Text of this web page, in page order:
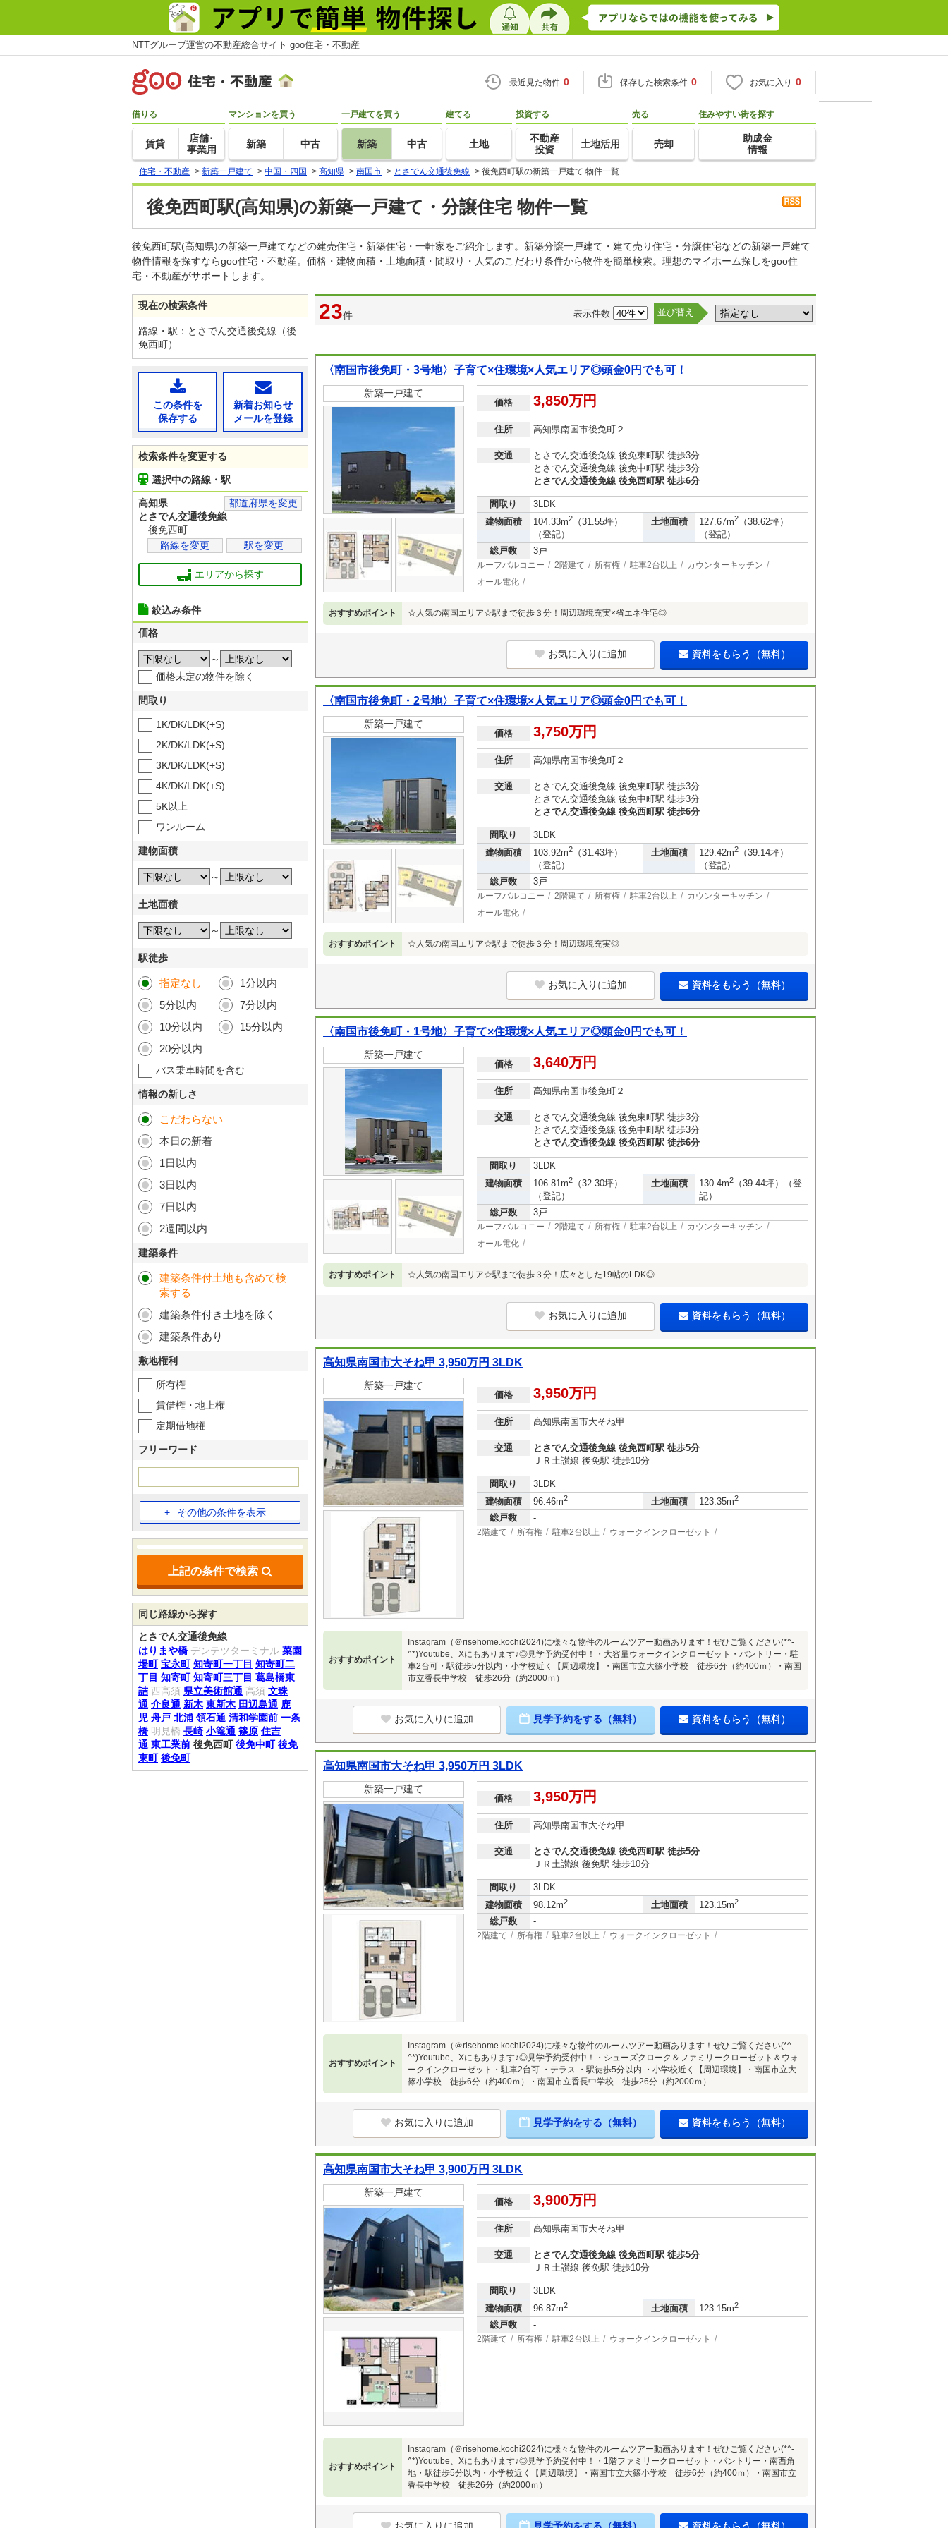
NTTグループ運営の不動産総合サイト goo住宅・不動産
最近見た物件 0 保存した検索条件 0 お気に入り 0
借りる
賃貸
店舗･
事業用
マンションを買う
新築 中古
一戸建てを買う
新築 中古
建てる
土地
投資する
不動産
投資
土地活用
売る
売却
住みやすい街を探す
助成金
情報
住宅・不動産 > 新築一戸建て > 中国・四国 > 高知県 > 南国市 > とさでん交通後免線 > 後免西町駅の新築一戸建て 物件一覧
後免西町駅(高知県)の新築一戸建て・分譲住宅 物件一覧
後免西町駅(高知県)の新築一戸建てなどの建売住宅・新築住宅・一軒家をご紹介します。新築分譲一戸建て・建て売り住宅・分譲住宅などの新築一戸建て
物件情報を探すならgoo住宅・不動産。価格・建物面積・土地面積・間取り・人気のこだわり条件から物件を簡単検索。理想のマイホーム探しをgoo住
宅・不動産がサポートします。
23件 表示件数 並び替え
〈南国市後免町・3号地〉子育て×住環境×人気エリア◎頭金0円でも可！
新築一戸建て
価格 3,850万円
住所 高知県南国市後免町２
交通
とさでん交通後免線 後免東町駅 徒歩3分
とさでん交通後免線 後免中町駅 徒歩3分
とさでん交通後免線 後免西町駅 徒歩6分
間取り
3LDK
建物面積
104.33m2
（31.55坪）
（登記）
土地面積 127.67m2
（38.62坪）
（登記）
総戸数
3戸
ルーフバルコニー 2階建て 所有権 駐車2台以上
カウンターキッチン
オール電化
おすすめポイント ☆人気の南国エリア☆駅まで徒歩３分！周辺環境充実×省エネ住宅◎
お気に入りに追加 資料をもらう（無料）
〈南国市後免町・2号地〉子育て×住環境×人気エリア◎頭金0円でも可！
新築一戸建て
価格 3,750万円
住所 高知県南国市後免町２
交通
とさでん交通後免線 後免東町駅 徒歩3分
とさでん交通後免線 後免中町駅 徒歩3分
とさでん交通後免線 後免西町駅 徒歩6分
間取り
3LDK
建物面積
103.92m2
（31.43坪）
（登記）
土地面積 129.42m2
（39.14坪）
（登記）
総戸数
3戸
ルーフバルコニー 2階建て 所有権 駐車2台以上
カウンターキッチン
オール電化
おすすめポイント ☆人気の南国エリア☆駅まで徒歩３分！周辺環境充実◎
お気に入りに追加 資料をもらう（無料）
〈南国市後免町・1号地〉子育て×住環境×人気エリア◎頭金0円でも可！
新築一戸建て
価格 3,640万円
住所 高知県南国市後免町２
交通
とさでん交通後免線 後免東町駅 徒歩3分
とさでん交通後免線 後免中町駅 徒歩3分
とさでん交通後免線 後免西町駅 徒歩6分
間取り
3LDK
建物面積
106.81m2
（32.30坪）
（登記）
土地面積 130.4m2
（39.44坪）（登
記）
総戸数
3戸
ルーフバルコニー 2階建て 所有権 駐車2台以上
カウンターキッチン
オール電化
おすすめポイント ☆人気の南国エリア☆駅まで徒歩３分！広々とした19帖のLDK◎
お気に入りに追加 資料をもらう（無料）
高知県南国市大そね甲 3,950万円 3LDK
新築一戸建て
価格 3,950万円
住所 高知県南国市大そね甲
交通
とさでん交通後免線 後免西町駅 徒歩5分
ＪＲ土讃線 後免駅 徒歩10分
間取り
3LDK
建物面積
96.46m2 土地面積 123.35m2
総戸数 -
2階建て 所有権 駐車2台以上 ウォークインクローゼット
おすすめポイント
Instagram（＠risehome.kochi2024)に様々な物件のルームツアー動画あります！ぜひご覧ください(*^-
^*)Youtube、Xにもあります♪◎見学予約受付中！・大容量ウォークインクローゼット・パントリー・駐
車2台可・駅徒歩5分以内・小学校近く【周辺環境】・南国市立大篠小学校 徒歩6分（約400ｍ）・南国
市立香長中学校 徒歩26分（約2000ｍ）
お気に入りに追加 見学予約をする（無料） 資料をもらう（無料）
高知県南国市大そね甲 3,950万円 3LDK
新築一戸建て
価格 3,950万円
住所 高知県南国市大そね甲
交通
とさでん交通後免線 後免西町駅 徒歩5分
ＪＲ土讃線 後免駅 徒歩10分
間取り
3LDK
建物面積
98.12m2 土地面積 123.15m2
総戸数 -
2階建て 所有権 駐車2台以上 ウォークインクローゼット
おすすめポイント
Instagram（＠risehome.kochi2024)に様々な物件のルームツアー動画あります！ぜひご覧ください(*^-
^*)Youtube、Xにもあります♪◎見学予約受付中！・シューズクローク＆ファミリークローゼット＆ウォ
ークインクローゼット・駐車2台可 ・テラス ・駅徒歩5分以内 ・小学校近く【周辺環境】・南国市立大
篠小学校 徒歩6分（約400ｍ）・南国市立香長中学校 徒歩26分（約2000ｍ）
お気に入りに追加 見学予約をする（無料） 資料をもらう（無料）
高知県南国市大そね甲 3,900万円 3LDK
新築一戸建て
価格 3,900万円
住所 高知県南国市大そね甲
交通
とさでん交通後免線 後免西町駅 徒歩5分
ＪＲ土讃線 後免駅 徒歩10分
間取り
3LDK
建物面積
96.87m2 土地面積 123.15m2
総戸数 -
2階建て 所有権 駐車2台以上 ウォークインクローゼット
おすすめポイント
Instagram（＠risehome.kochi2024)に様々な物件のルームツアー動画あります！ぜひご覧ください(*^-
^*)Youtube、Xにもあります♪◎見学予約受付中！・1階ファミリークローゼット・パントリー・南西角
地・駅徒歩5分以内・小学校近く【周辺環境】・南国市立大篠小学校 徒歩6分（約400ｍ）・南国市立
香長中学校 徒歩26分（約2000ｍ）
現在の検索条件
路線・駅：とさでん交通後免線（後
免西町）
この条件を
保存する
新着お知らせ
メールを登録
検索条件を変更する
選択中の路線・駅
高知県
都道府県を変更
とさでん交通後免線
後免西町
路線を変更
駅を変更
エリアから探す
絞込み条件
価格
～
価格未定の物件を除く
間取り
1K/DK/LDK(+S)
2K/DK/LDK(+S)
3K/DK/LDK(+S)
4K/DK/LDK(+S)
5K以上
ワンルーム
建物面積
～
土地面積
～
駅徒歩
指定なし
1分以内
5分以内
7分以内
10分以内
15分以内
20分以内
バス乗車時間を含む
情報の新しさ
こだわらない
本日の新着
1日以内
3日以内
7日以内
2週間以内
建築条件
建築条件付土地も含めて検
索する
建築条件付き土地を除く
建築条件あり
敷地権利
所有権
賃借権・地上権
定期借地権
フリーワード
その他の条件を表示
上記の条件で検索
同じ路線から探す
とさでん交通後免線
はりまや橋 デンテツターミナル 菜園
場町 宝永町 知寄町一丁目 知寄町二
丁目 知寄町 知寄町三丁目 葛島橋東
詰 西高須 県立美術館通 高須 文珠
通 介良通 新木 東新木 田辺島通 鹿
児 舟戸 北浦 領石通 清和学園前 一条
橋 明見橋 長崎 小篭通 篠原 住吉
通 東工業前 後免西町 後免中町 後免
東町 後免町